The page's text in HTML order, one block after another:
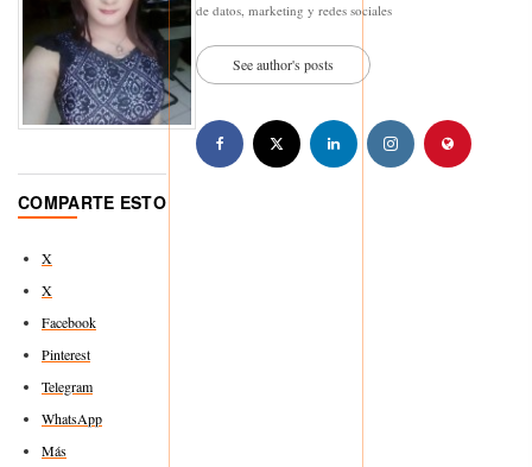
de datos, marketing y redes sociales
See author's posts
COMPARTE ESTO
X
X
Facebook
Pinterest
Telegram
WhatsApp
Más